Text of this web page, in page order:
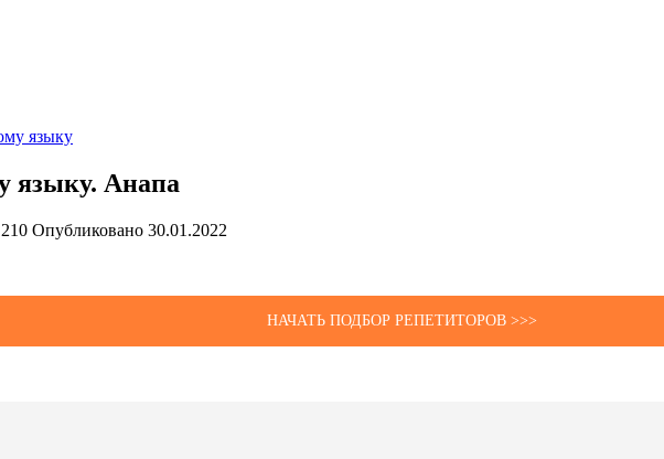
языку
языку. Анапа
210 Опубликовано 30.01.2022
НАЧАТЬ ПОДБОР РЕПЕТИТОРОВ >>>